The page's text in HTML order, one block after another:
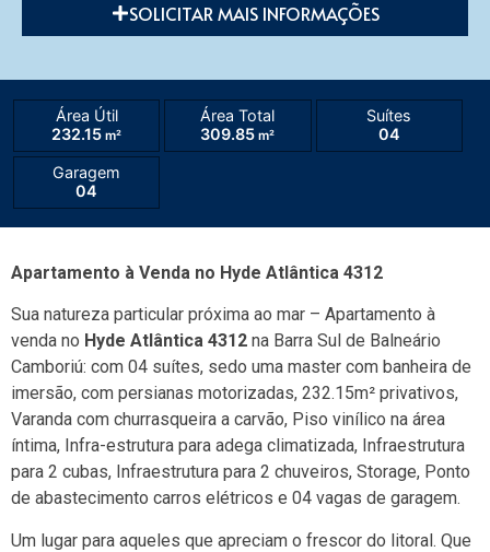
SOLICITAR MAIS INFORMAÇÕES
Área Útil
232.15 m²
Área Total
309.85 m²
Suítes
04
Garagem
04
Apartamento à Venda no Hyde Atlântica 4312
Sua natureza particular próxima ao mar – Apartamento à
venda no Hyde Atlântica 4312 na Barra Sul de Balneário
Camboriú: com 04 suítes, sedo uma master com banheira de
imersão, com persianas motorizadas, 232.15m² privativos,
Varanda com churrasqueira a carvão, Piso vinílico na área
íntima, Infra-estrutura para adega climatizada, Infraestrutura
para 2 cubas, Infraestrutura para 2 chuveiros, Storage, Ponto
de abastecimento carros elétricos e 04 vagas de garagem.
Um lugar para aqueles que apreciam o frescor do litoral. Que